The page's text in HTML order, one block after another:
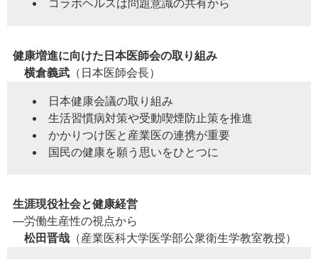
コラボヘルスは問題意識の共有から
健康増進に向けた日本医師会の取り組み
横倉義武 （日本医師会長）
日本健康会議の取り組み
生活習慣病対策や受動喫煙防止策を推進
かかりつけ医と産業医の連携が重要
国民の健康を願う思いをひとつに
生涯現役社会と健康経営
―労働生産性の視点から
松田晋哉 （産業医科大学医学部公衆衛生学教室教授）